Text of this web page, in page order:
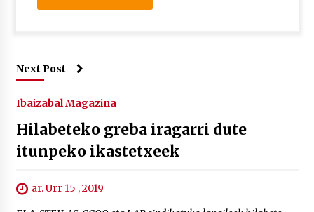
Next Post
Ibaizabal Magazina
Hilabeteko greba iragarri dute
itunpeko ikastetxeek
ar. Urr 15 , 2019